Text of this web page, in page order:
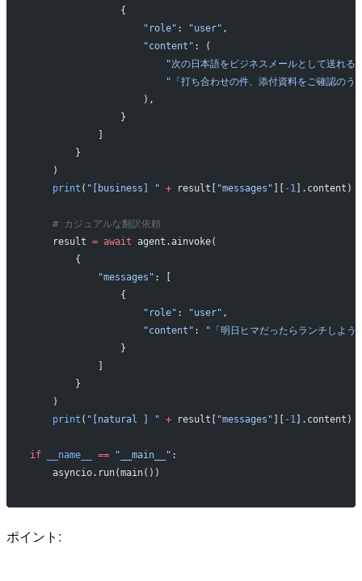
                {
                    "role"
: "user" ,
                    "content"
: (
"次の日本語をビジネスメールとして送れる
"「打ち合わせの件、添付資料をご確認のう
                    ),
                }
        }
    )
    print
( "[business] " + result[ "messages" -1].content)
    # カジュアルな翻訳依頼
    result
= await agent.ainvoke(
        {
            "messages"
: [
                {
                    "role"
: "user" ,
                    "content"
:
"「明日ヒマだったらランチしよう
                }
        }
    )
    print
( "[natural ] " + result[ "messages" -1].content)
if __name__ == "__main__" :
    asyncio.run(main())
ポイント: